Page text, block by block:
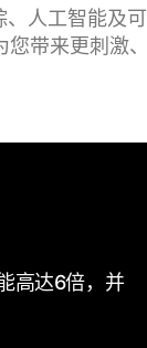
人工智能及可
带来更刺激、
高达6倍，并